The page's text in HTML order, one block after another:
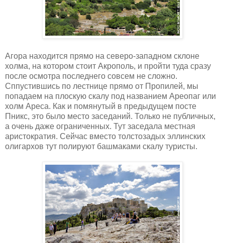
Агора находится прямо на северо-западном склоне
холма, на котором стоит Акрополь, и пройти туда сразу
после осмотра последнего совсем не сложно.
Сппустившись по лестнице прямо от Пропилей, мы
попадаем на плоскую скалу под названием Ареопаг или
холм Ареса. Как и помянутый в предыдущем посте
Пникс, это было место заседаний. Только не публичных,
а очень даже ограниченных. Тут заседала местная
аристократия. Сейчас вместо толстозадых эллинских
олигархов тут полируют башмаками скалу туристы.